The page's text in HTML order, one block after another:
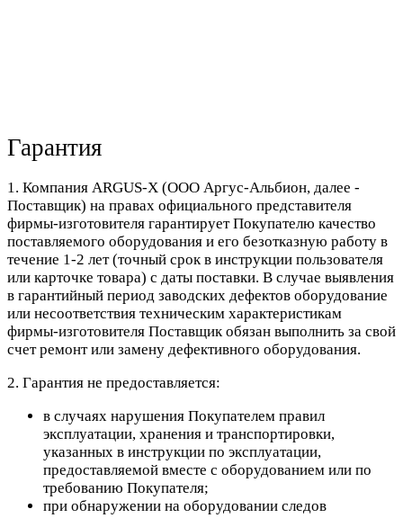
Гарантия
1. Компания ARGUS-X (ООО Аргус-Альбион, далее -
Поставщик) на правах официального представителя
фирмы-изготовителя гарантирует Покупателю качество
поставляемого оборудования и его безотказную работу в
течение 1-2 лет (точный срок в инструкции пользователя
или карточке товара) с даты поставки. В случае выявления
в гарантийный период заводских дефектов оборудование
или несоответствия техническим характеристикам
фирмы-изготовителя Поставщик обязан выполнить за свой
счет ремонт или замену дефективного оборудования.
2. Гарантия не предоставляется:
в случаях нарушения Покупателем правил
эксплуатации, хранения и транспортировки,
указанных в инструкции по эксплуатации,
предоставляемой вместе с оборудованием или по
требованию Покупателя;
при обнаружении на оборудовании следов